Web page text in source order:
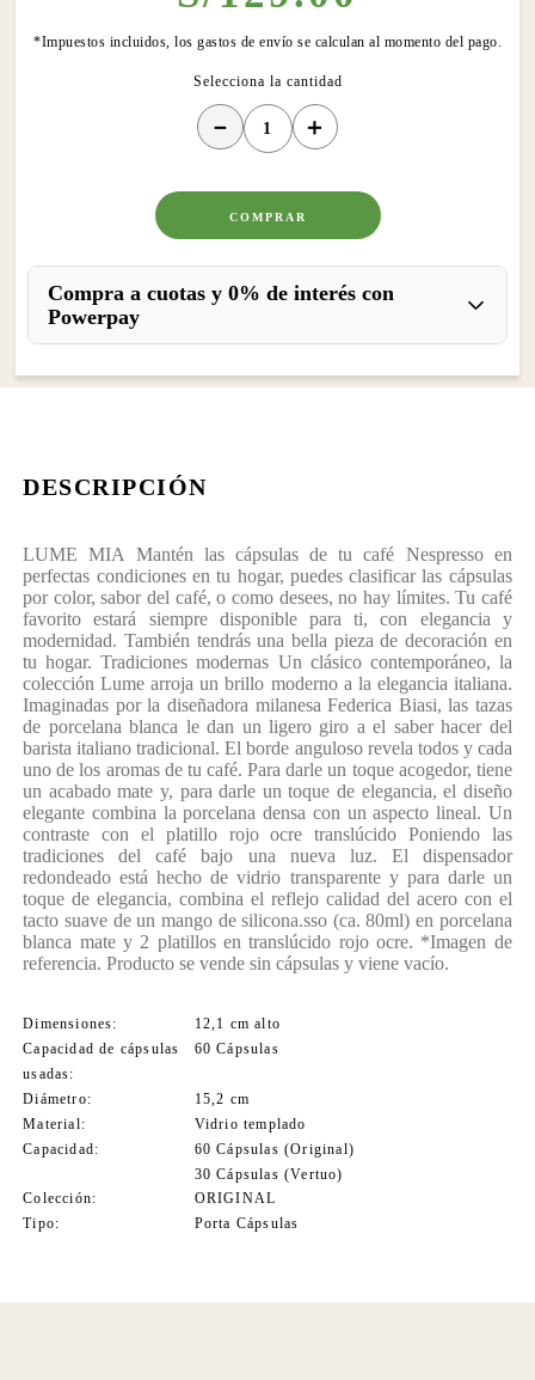
*Impuestos incluidos, los gastos de envío se calculan al momento del pago.
＋
－
COMPRAR
Compra a cuotas y 0% de interés con
Powerpay
DESCRIPCIÓN
LUME MIA Mantén las cápsulas de tu café Nespresso en
perfectas condiciones en tu hogar, puedes clasificar las cápsulas
por color, sabor del café, o como desees, no hay límites. Tu café
favorito estará siempre disponible para ti, con elegancia y
modernidad. También tendrás una bella pieza de decoración en
tu hogar. Tradiciones modernas Un clásico contemporáneo, la
colección Lume arroja un brillo moderno a la elegancia italiana.
Imaginadas por la diseñadora milanesa Federica Biasi, las tazas
de porcelana blanca le dan un ligero giro a el saber hacer del
barista italiano tradicional. El borde anguloso revela todos y cada
uno de los aromas de tu café. Para darle un toque acogedor, tiene
un acabado mate y, para darle un toque de elegancia, el diseño
elegante combina la porcelana densa con un aspecto lineal. Un
contraste con el platillo rojo ocre translúcido Poniendo las
tradiciones del café bajo una nueva luz. El dispensador
redondeado está hecho de vidrio transparente y para darle un
toque de elegancia, combina el reflejo calidad del acero con el
tacto suave de un mango de silicona.sso (ca. 80ml) en porcelana
blanca mate y 2 platillos en translúcido rojo ocre. *Imagen de
referencia. Producto se vende sin cápsulas y viene vacío.
Dimensiones
12,1 cm alto
Capacidad de cápsulas
usadas
60 Cápsulas
Diámetro
15,2 cm
Material
Vidrio templado
Capacidad
60 Cápsulas (Original)
30 Cápsulas (Vertuo)
Colección
ORIGINAL
Tipo
Porta Cápsulas